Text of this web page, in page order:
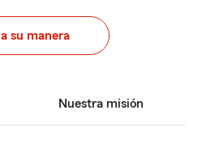
a su manera
Nuestra misión